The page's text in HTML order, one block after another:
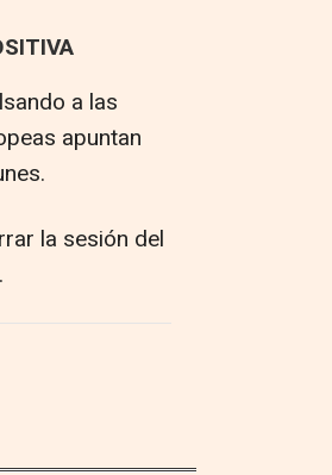
a las
apuntan
la sesión del